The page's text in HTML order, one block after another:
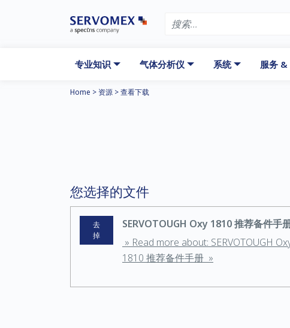
专业知识 气体分析仪 系统 服务 &
Home > 资源 >查看下载
您选择的文件
去
掉
SERVOTOUGH Oxy 1810 推荐备件手
» Read more about: SERVOTOUGH
1810 推荐备件手册 »